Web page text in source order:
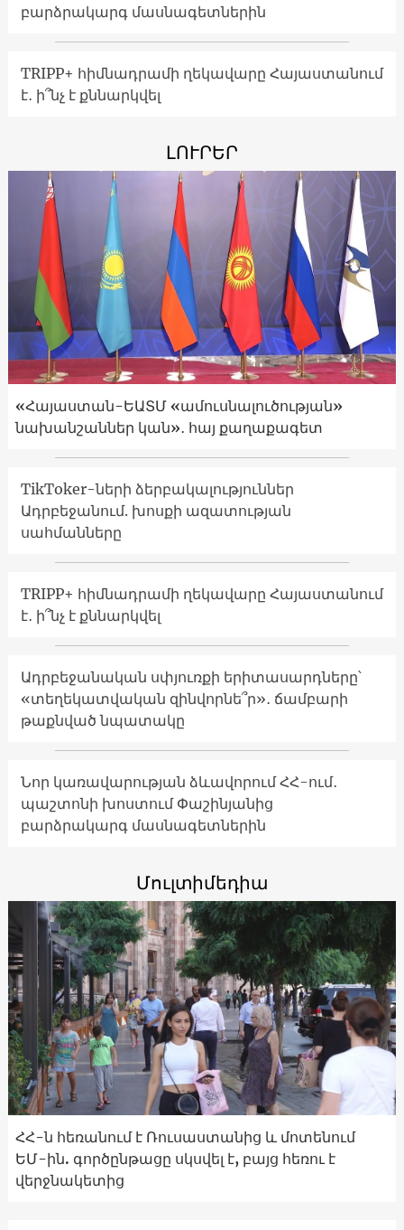
բարձրակարգ մասնագետներին
TRIPP+ հիմնադրամի ղեկավարը Հայաստանում
է․ ի՞նչ է քննարկվել
ԼՈՒՐԵՐ
«Հայաստան-ԵԱՏՄ «ամուսնալուծության»
նախանշաններ կան»․ հայ քաղաքագետ
TikToker-ների ձերբակալություններ
Ադրբեջանում. խոսքի ազատության
սահմանները
TRIPP+ հիմնադրամի ղեկավարը Հայաստանում
է․ ի՞նչ է քննարկվել
Ադրբեջանական սփյուռքի երիտասարդները՝
«տեղեկատվական զինվորնե՞ր»․ ճամբարի
թաքնված նպատակը
Նոր կառավարության ձևավորում ՀՀ-ում․
պաշտոնի խոստում Փաշինյանից
բարձրակարգ մասնագետներին
Մուլտիմեդիա
ՀՀ-ն հեռանում է Ռուսաստանից և մոտենում
ԵՄ-ին. գործընթացը սկսվել է, բայց հեռու է
վերջնակետից